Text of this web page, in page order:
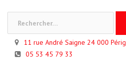
11 rue André Saigne 24 000
05 53 45 79 33